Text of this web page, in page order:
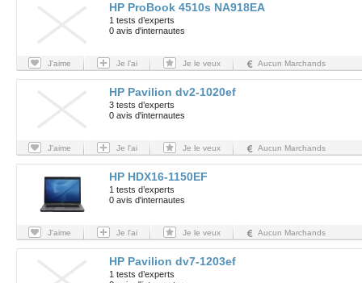
HP ProBook 4510s NA918EA
1 tests d’experts
0 avis d'internautes
J'aime Je l'ai Je le veux Aucun Marchands
HP Pavilion dv2-1020ef
3 tests d’experts
0 avis d'internautes
J'aime Je l'ai Je le veux Aucun Marchands
HP HDX16-1150EF
1 tests d’experts
0 avis d'internautes
J'aime Je l'ai Je le veux Aucun Marchands
HP Pavilion dv7-1203ef
1 tests d’experts